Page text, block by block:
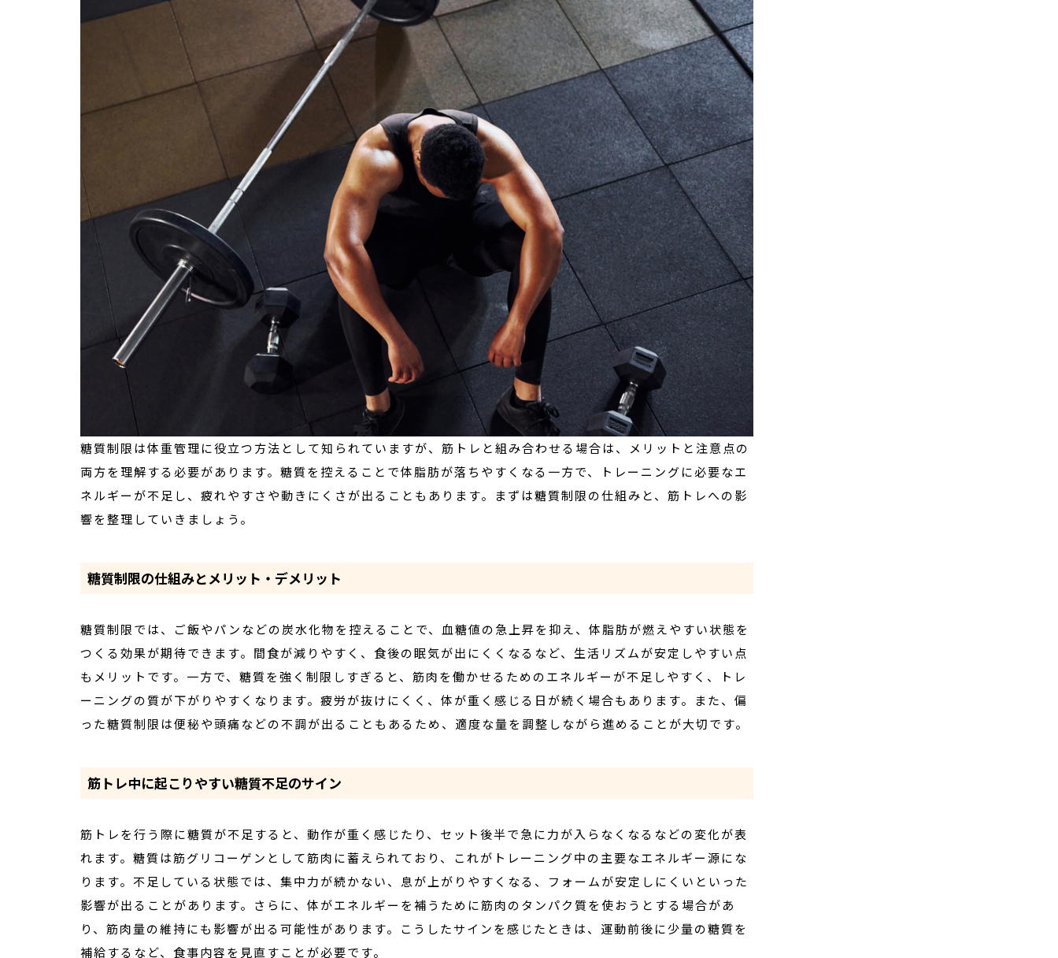
糖質制限は体重管理に役立つ方法として知られていますが、筋トレと組み合わせる場合は、メリットと注意点の
両方を理解する必要があります。糖質を控えることで体脂肪が落ちやすくなる一方で、トレーニングに必要なエ
ネルギーが不足し、疲れやすさや動きにくさが出ることもあります。まずは糖質制限の仕組みと、筋トレへの影
響を整理していきましょう。
糖質制限の仕組みとメリット・デメリット
糖質制限では、ご飯やパンなどの炭水化物を控えることで、血糖値の急上昇を抑え、体脂肪が燃えやすい状態を
つくる効果が期待できます。間食が減りやすく、食後の眠気が出にくくなるなど、生活リズムが安定しやすい点
もメリットです。一方で、糖質を強く制限しすぎると、筋肉を働かせるためのエネルギーが不足しやすく、トレ
ーニングの質が下がりやすくなります。疲労が抜けにくく、体が重く感じる日が続く場合もあります。また、偏
った糖質制限は便秘や頭痛などの不調が出ることもあるため、適度な量を調整しながら進めることが大切です。
筋トレ中に起こりやすい糖質不足のサイン
筋トレを行う際に糖質が不足すると、動作が重く感じたり、セット後半で急に力が入らなくなるなどの変化が表
れます。糖質は筋グリコーゲンとして筋肉に蓄えられており、これがトレーニング中の主要なエネルギー源にな
ります。不足している状態では、集中力が続かない、息が上がりやすくなる、フォームが安定しにくいといった
影響が出ることがあります。さらに、体がエネルギーを補うために筋肉のタンパク質を使おうとする場合があ
り、筋肉量の維持にも影響が出る可能性があります。こうしたサインを感じたときは、運動前後に少量の糖質を
補給するなど、食事内容を見直すことが必要です。